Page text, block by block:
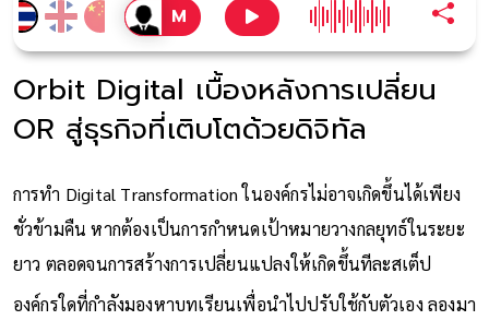
Orbit Digital เบื้องหลังการเปลี่ยน
OR สู่ธุรกิจที่เติบโตด้วยดิจิทัล
การทำ Digital Transformation ในองค์กรไม่อาจเกิดขึ้นได้เพียง
ชั่วข้ามคืน หากต้องเป็นการกำหนดเป้าหมายวางกลยุทธ์ในระยะ
ยาว ตลอดจนการสร้างการเปลี่ยนแปลงให้เกิดขึ้นทีละสเต็ป
องค์กรใดที่กำลังมองหาบทเรียนเพื่อนำไปปรับใช้กับตัวเอง ลองมา